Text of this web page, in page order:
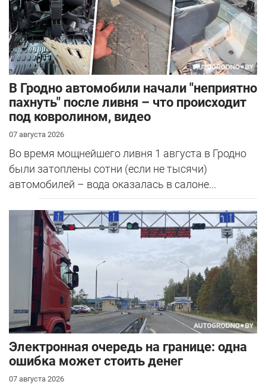
В Гродно автомобили начали "неприятно
пахнуть" после ливня – что происходит
под ковролином, видео
07 августа 2026
Во время мощнейшего ливня 1 августа в Гродно
были затоплены сотни (если не тысячи)
автомобилей – вода оказалась в салоне...
Электронная очередь на границе: одна
ошибка может стоить денег
07 августа 2026